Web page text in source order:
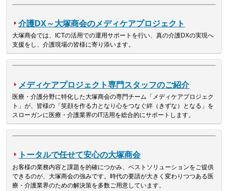
介護DX～大塚商会のメディケアプロジェクト
大塚商会では、ICTの活用での運用サポートを行い、真の介護DXの実現へ
支援をし、介護現場の皆様に寄り添います。
メディケアプロジェクト専門スタッフのご紹介
医療・介護分野に特化した大塚商会の専門チーム「メディケアプロジェク
ト」が、皆様の「笑顔を作る力となり心をつなぐ絆（きずな）となる」を
スローガンに医療・介護業界のIT活用を総合的にサポートします。
トータルで任せて安心の大塚商会
お客様の業務内容と課題を的確につかみ、ベストソリューションをご提供
できるのが、大塚商会の強みです。時代の要請が大きく変わりつつある医
療・介護業界のための解決策を多数ご用意しています。